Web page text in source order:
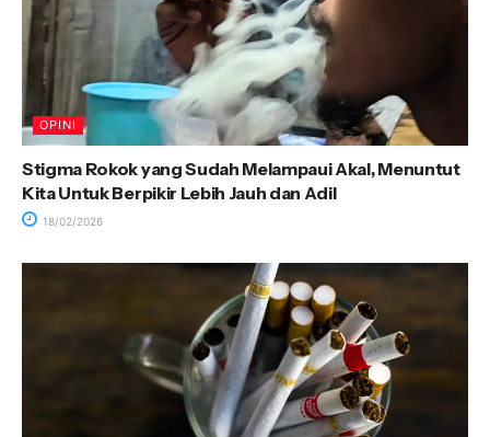
OPINI
Stigma Rokok yang Sudah Melampaui Akal, Menuntut
Kita Untuk Berpikir Lebih Jauh dan Adil
18/02/2026